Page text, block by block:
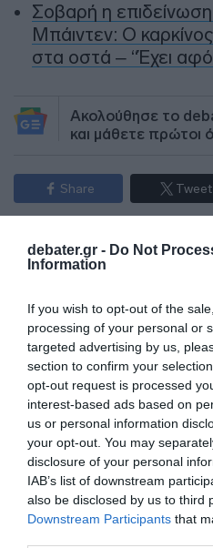
debater.gr - Do Not
Information
If you wish to opt-out of the
processing of your personal or
targeted advertising by us,
section to confirm your
opt-out request is processed
interest-based ads based on
us or personal information
your opt-out. You may
disclosure of your personal
IAB’s list of downstream
also be disclosed by us to third
Downstream Participants that
Σοβαρή η
Μπάιντεν: Ο
στα οστά – “Έχει
Ακολούθησε το
και μάθετε πρώτοι
Share Tweet